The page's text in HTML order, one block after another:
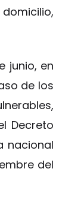
junio, en
de los
Decreto
nacional
del